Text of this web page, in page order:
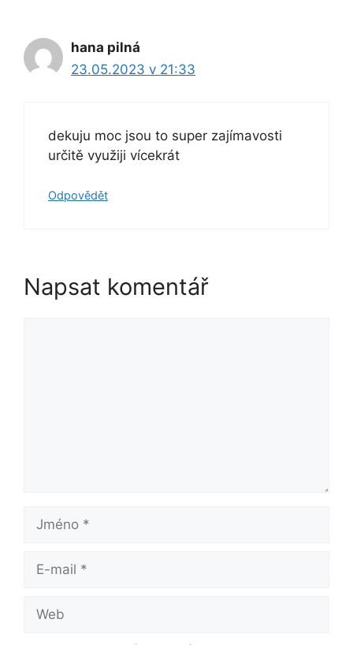
hana pilná
23.05.2023 v 21:33
dekuju moc jsou to super zajímavosti
určitě využiji vícekrát
Odpovědět
Napsat komentář
Jméno
mail